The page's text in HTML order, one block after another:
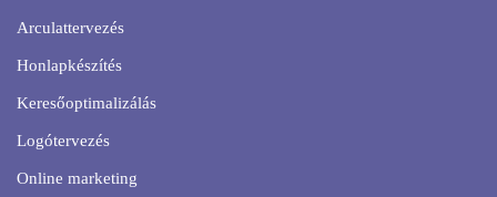
Arculattervezés
Honlapkészítés
Keresőoptimalizálás
Logótervezés
Online marketing